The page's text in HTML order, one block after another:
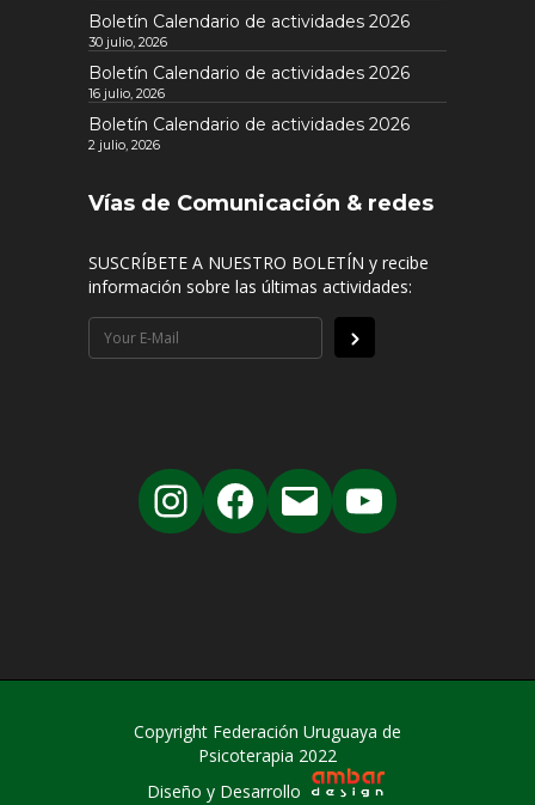
Boletín Calendario de actividades 2026
30 julio, 2026
Boletín Calendario de actividades 2026
16 julio, 2026
Boletín Calendario de actividades 2026
2 julio, 2026
Vías de Comunicación & redes
SUSCRÍBETE A NUESTRO BOLETÍN y recibe
información sobre las últimas actividades:
Copyright Federación Uruguaya de
Psicoterapia 2022
Diseño y Desarrollo